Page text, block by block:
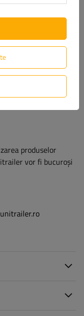
veți primi o
îl puteți folosi fără
unei posibile avarii.
pe cât posibil
pe site-ul
produselor
vor fi bucuroși